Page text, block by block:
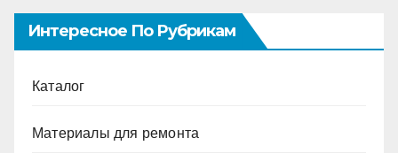
Интересное По Рубрикам
Каталог
Материалы для ремонта